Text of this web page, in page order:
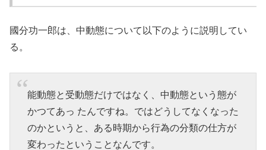
國分功一郎は、中動態について以下のように説明してい
る。
能動態と受動態だけではなく、中動態という態が
かつてあっ たんですね。ではどうしてなくなった
のかというと、ある時期から行為の分類の仕方が
変わったということなんです。